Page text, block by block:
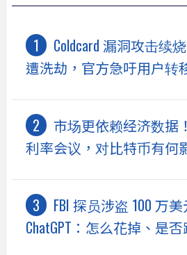
Coldcard 漏洞攻击续
遭洗劫，官方急吁用户转
市场更依赖经济数据
利率会议，对比特币有何
FBI 探员涉盗 100 万
ChatGPT：怎么花掉、是